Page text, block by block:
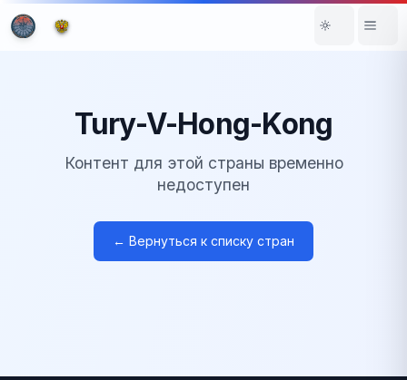
Tury-V-Hong-Kong
Контент для этой страны временно
недоступен
← Вернуться к списку стран